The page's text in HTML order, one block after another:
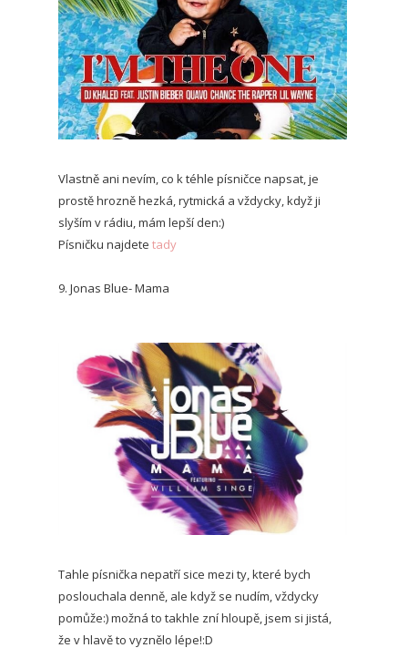
Vlastně ani nevím, co k téhle písničce napsat, je
prostě hrozně hezká, rytmická a vždycky, když ji
slyším v rádiu, mám lepší den:)
Písničku najdete tady
9. Jonas Blue- Mama
Tahle písnička nepatří sice mezi ty, které bych
poslouchala denně, ale když se nudím, vždycky
pomůže:) možná to takhle zní hloupě, jsem si jistá,
že v hlavě to vyznělo lépe!:D